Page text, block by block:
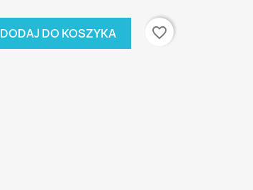
DODAJ DO KOSZYKA
favorite_border